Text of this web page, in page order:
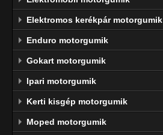
Elektromos kerékpár motorgumik
Enduro motorgumik
Gokart motorgumik
Ipari motorgumik
Kerti kisgép motorgumik
Moped motorgumik